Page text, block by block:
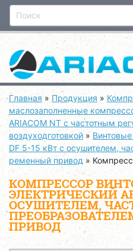
Главная » Продукция »
маслозаполненные
ARIACOM NT с частотным
воздуходготовкой »
DF 5-15 кВт с осушителем,
ременный привод »
КОМПРЕССОР
ЭЛЕКТРИЧЕСКИЙ
ОСУШИТЕЛЕМ,
ПРИВОД